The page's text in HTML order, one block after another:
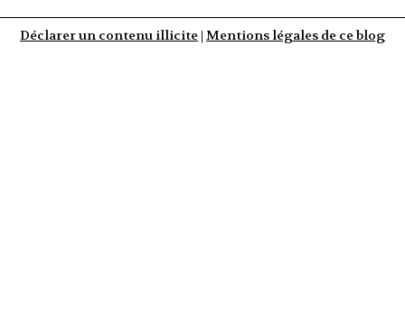
Déclarer un contenu illicite | Mentions légales de ce blog